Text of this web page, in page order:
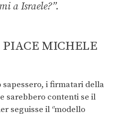
a Israele?”.
MICHELE
sapessero, i firmatari della
sarebbero contenti se il
seguisse il ‘’modello